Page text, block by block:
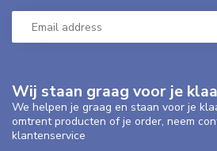
Wij staan graag voor je
We helpen je graag en staan voor je
omtrent producten of je order, neem
klantenservice